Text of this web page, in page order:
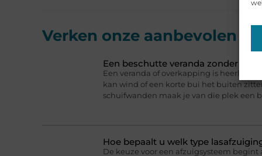
Verken onze aanbevolen
Een beschutte veranda zonder het
Een veranda of overkapping is heerlijk
kan wind of een korte bui het buiten
schuifwanden maak je van die plek een
Hoe bepaalt u welk type
De keuze voor een afzuigsysteem